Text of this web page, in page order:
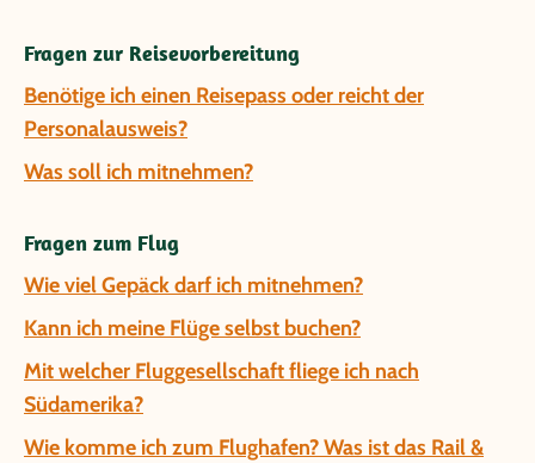
Fragen zur Reisevorbereitung
Benötige ich einen Reisepass oder reicht der
Personalausweis?
Was soll ich mitnehmen?
Fragen zum Flug
Wie viel Gepäck darf ich mitnehmen?
Kann ich meine Flüge selbst buchen?
Mit welcher Fluggesellschaft fliege ich nach
Südamerika?
Wie komme ich zum Flughafen? Was ist das Rail &